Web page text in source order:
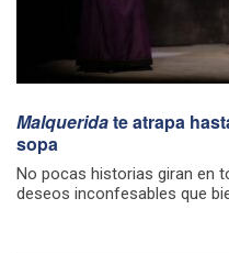
Malqueridate atrapa
sopa
No pocas historias giran en
deseos inconfesables que